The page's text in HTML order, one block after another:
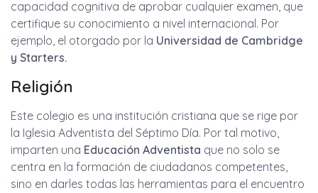
capacidad cognitiva de aprobar cualquier examen, que
certifique su conocimiento a nivel internacional. Por
ejemplo, el otorgado por la Universidad de Cambridge
y Starters.
Religión
Este colegio es una institución cristiana que se rige por
la Iglesia Adventista del Séptimo Día. Por tal motivo,
imparten una Educación Adventista que no solo se
centra en la formación de ciudadanos competentes,
sino en darles todas las herramientas para el encuentro